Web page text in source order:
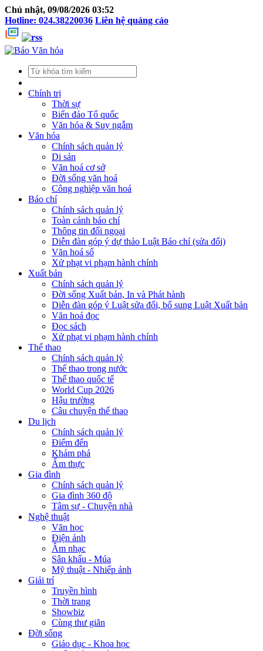
Chủ nhật, 09/08/2026 03:52
Hotline: 024.38220036 Liên hệ quảng cáo
Chính trị
Thời sự
Biển đảo Tổ quốc
Văn hóa & Suy ngẫm
Văn hóa
Chính sách quản lý
Di sản
Văn hoá cơ sở
Đời sống văn hoá
Công nghiệp văn hoá
Báo chí
Chính sách quản lý
Toàn cảnh báo chí
Thông tin đối ngoại
Diễn đàn góp ý dự thảo Luật Báo chí (sửa đổi)
Văn hoá số
Xử phạt vi phạm hành chính
Xuất bản
Chính sách quản lý
Đời sống Xuất bản, In và Phát hành
Diễn đàn góp ý Luật sửa đổi, bổ sung Luật Xuất bản
Văn hoá đọc
Đọc sách
Xử phạt vi phạm hành chính
Thể thao
Chính sách quản lý
Thể thao trong nước
Thể thao quốc tế
World Cup 2026
Hậu trường
Câu chuyện thể thao
Du lịch
Chính sách quản lý
Điểm đến
Khám phá
Ẩm thực
Gia đình
Chính sách quản lý
Gia đình 360 độ
Tâm sự - Chuyện nhà
Nghệ thuật
Văn học
Điện ảnh
Âm nhạc
Sân khấu - Múa
Mỹ thuật - Nhiếp ảnh
Giải trí
Truyền hình
Thời trang
Showbiz
Cùng thư giãn
Đời sống
Giáo dục - Khoa học